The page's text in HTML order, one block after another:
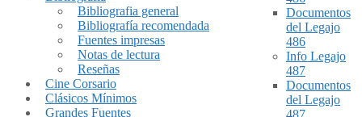
Bibliografia general
Bibliografía recomendada
Fuentes impresas
Notas de lectura
Reseñas
Cine Corsario
Clásicos Mínimos
Grandes Fuentes
Documentos
del Legajo
486
Info Legajo
487
Documentos
del Legajo
487